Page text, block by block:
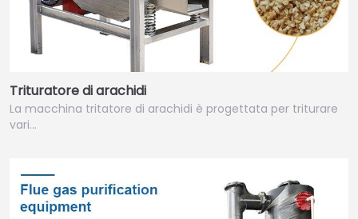
Trituratore di arachidi
La macchina tritatore di arachidi è progettata per triturare
vari…